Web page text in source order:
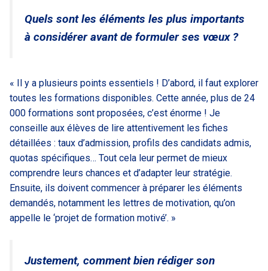
Quels sont les éléments les plus importants
à considérer avant de formuler ses vœux ?
« Il y a plusieurs points essentiels ! D’abord, il faut explorer
toutes les formations disponibles. Cette année, plus de 24
000 formations sont proposées, c’est énorme ! Je
conseille aux élèves de lire attentivement les fiches
détaillées : taux d’admission, profils des candidats admis,
quotas spécifiques… Tout cela leur permet de mieux
comprendre leurs chances et d’adapter leur stratégie.
Ensuite, ils doivent commencer à préparer les éléments
demandés, notamment les lettres de motivation, qu’on
appelle le ‘projet de formation motivé’. »
Justement, comment bien rédiger son